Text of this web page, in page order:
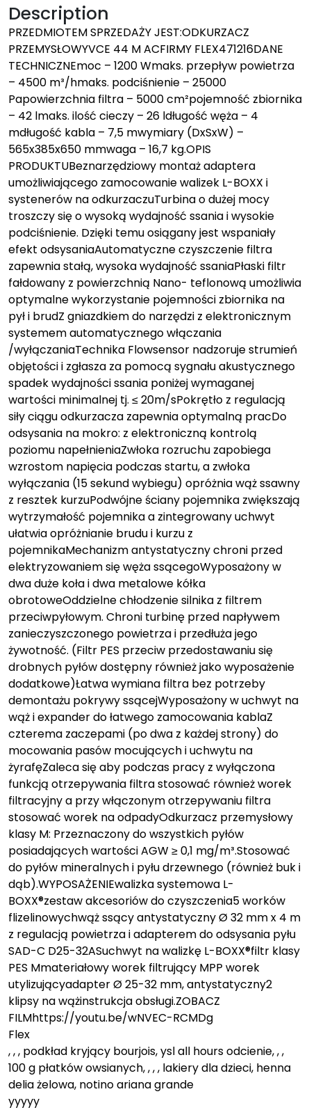
Description
PRZEDMIOTEM SPRZEDAŻY JEST:ODKURZACZ
PRZEMYSŁOWYVCE 44 M ACFIRMY FLEX471216DANE
TECHNICZNEmoc – 1200 Wmaks. przepływ powietrza
– 4500 m³/hmaks. podciśnienie – 25000
Papowierzchnia filtra – 5000 cm²pojemność zbiornika
– 42 lmaks. ilość cieczy – 26 ldługość węża – 4
mdługość kabla – 7,5 mwymiary (DxSxW) –
565x385x650 mmwaga – 16,7 kg.OPIS
PRODUKTUBeznarzędziowy montaż adaptera
umożliwiającego zamocowanie walizek L-BOXX i
systenerów na odkurzaczuTurbina o dużej mocy
troszczy się o wysoką wydajność ssania i wysokie
podciśnienie. Dzięki temu osiągany jest wspaniały
efekt odsysaniaAutomatyczne czyszczenie filtra
zapewnia stałą, wysoka wydajność ssaniaPłaski filtr
fałdowany z powierzchnią Nano- teflonową umożliwia
optymalne wykorzystanie pojemności zbiornika na
pył i brudZ gniazdkiem do narzędzi z elektronicznym
systemem automatycznego włączania
/wyłączaniaTechnika Flowsensor nadzoruje strumień
objętości i zgłasza za pomocą sygnału akustycznego
spadek wydajności ssania poniżej wymaganej
wartości minimalnej tj. ≤ 20m/sPokrętło z regulacją
siły ciągu odkurzacza zapewnia optymalną pracDo
odsysania na mokro: z elektroniczną kontrolą
poziomu napełnieniaZwłoka rozruchu zapobiega
wzrostom napięcia podczas startu, a zwłoka
wyłączania (15 sekund wybiegu) opróżnia wąż ssawny
z resztek kurzuPodwójne ściany pojemnika zwiększają
wytrzymałość pojemnika a zintegrowany uchwyt
ułatwia opróżnianie brudu i kurzu z
pojemnikaMechanizm antystatyczny chroni przed
elektryzowaniem się węża ssącegoWyposażony w
dwa duże koła i dwa metalowe kółka
obrotoweOddzielne chłodzenie silnika z filtrem
przeciwpyłowym. Chroni turbinę przed napływem
zanieczyszczonego powietrza i przedłuża jego
żywotność. (Filtr PES przeciw przedostawaniu się
drobnych pyłów dostępny również jako wyposażenie
dodatkowe)Łatwa wymiana filtra bez potrzeby
demontażu pokrywy ssącejWyposażony w uchwyt na
wąż i expander do łatwego zamocowania kablaZ
czterema zaczepami (po dwa z każdej strony) do
mocowania pasów mocujących i uchwytu na
żyrafęZaleca się aby podczas pracy z wyłączona
funkcją otrzepywania filtra stosować również worek
filtracyjny a przy włączonym otrzepywaniu filtra
stosować worek na odpadyOdkurzacz przemysłowy
klasy M: Przeznaczony do wszystkich pyłów
posiadających wartości AGW ≥ 0,1 mg/m³.Stosować
do pyłów mineralnych i pyłu drzewnego (również buk i
dąb).WYPOSAŻENIEwalizka systemowa L-
BOXX®zestaw akcesoriów do czyszczenia5 worków
flizelinowychwąż ssący antystatyczny Ø 32 mm x 4 m
z regulacją powietrza i adapterem do odsysania pyłu
SAD-C D25-32ASuchwyt na walizkę L-BOXX®filtr klasy
PES Mmateriałowy worek filtrujący MPP worek
utylizującyadapter Ø 25-32 mm, antystatyczny2
klipsy na wążinstrukcja obsługi.ZOBACZ
FILMhttps://youtu.be/wNVEC-RCMDg
Flex
, , , podkład kryjący bourjois, ysl all hours odcienie, , ,
100 g płatków owsianych, , , , lakiery dla dzieci, henna
delia żelowa, notino ariana grande
yyyyy